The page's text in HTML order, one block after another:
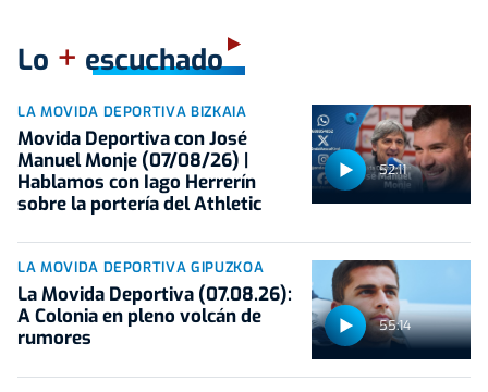
Lo + escuchado
52:11
LA MOVIDA DEPORTIVA BIZKAIA
Movida Deportiva con José
Manuel Monje (07/08/26) |
Hablamos con Iago Herrerín
sobre la portería del Athletic
55:14
LA MOVIDA DEPORTIVA GIPUZKOA
La Movida Deportiva (07.08.26):
A Colonia en pleno volcán de
rumores